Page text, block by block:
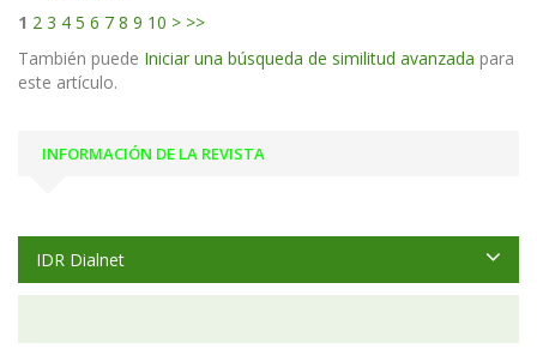
1 2 3 4 5 6 7 8 9 10 > >>
También puede Iniciar una búsqueda de similitud avanzada para
este artículo.
INFORMACIÓN DE LA REVISTA
IDR Dialnet